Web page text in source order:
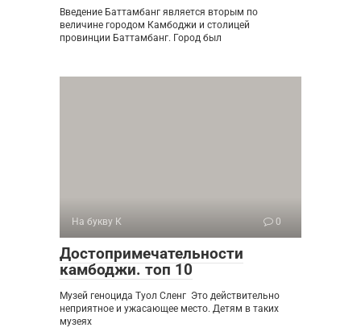
Введение Баттамбанг является вторым по
величине городом Камбоджи и столицей
провинции Баттамбанг. Город был
На букву К 0
Достопримечательности
камбоджи. топ 10
Музей геноцида Туол Сленг Это действительно
неприятное и ужасающее место. Детям в таких
музеях